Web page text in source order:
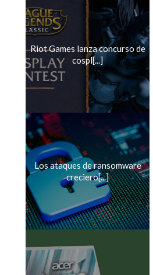
Riot Games lanza concurso de
cospl[...]
Los ataques de ransomware
creciero[...]